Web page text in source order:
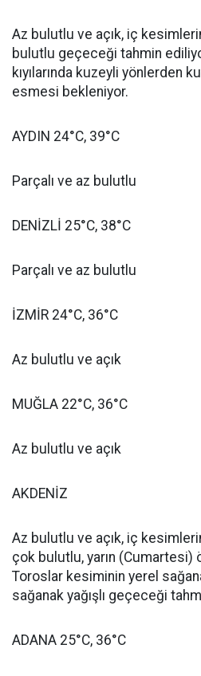
Az bulutlu ve açık, iç
bulutlu geçeceği tahmin
kıyılarında kuzeyli yönlerden
esmesi bekleniyor.
AYDIN 24°C, 39°C
Parçalı ve az bulutlu
DENİZLİ 25°C, 38°C
Parçalı ve az bulutlu
İZMİR 24°C, 36°C
Az bulutlu ve açık
MUĞLA 22°C, 36°C
Az bulutlu ve açık
AKDENİZ
Az bulutlu ve açık, iç
çok bulutlu, yarın
Toroslar kesiminin yerel
sağanak yağışlı geçeceği
ADANA 25°C, 36°C